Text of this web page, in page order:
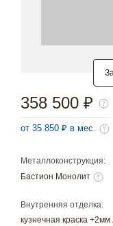
Металлоконструкция:
Бастион Монолит
Внутренняя отделка:
кузнечная краска +2мм
358 500 ₽
от 35 850 ₽ в мес.